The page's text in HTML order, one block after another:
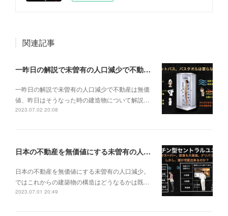
関連記事
一昨日の解説で未曽有の人口減少で不動産は無価値、昨日はそうなった時の建造物について解説、今日からはその設備について解説をして行く。
一昨日の解説で未曽有の人口減少で不動産は無価
値、昨日はそうなった時の建造物について解説…
2023.07.02 20:08
日本の不動産を無価値にする未曽有の人口減少。ではこれからの建築物の構造はどうなるかは既に解説した。今はその内部の内容。その1
日本の不動産を無価値にする未曽有の人口減少。
ではこれからの建築物の構造はどうなるかは既…
2023.07.01 20:49